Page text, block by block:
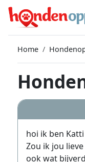
Home
hoi ik ben
Zou ik jou
ook wat